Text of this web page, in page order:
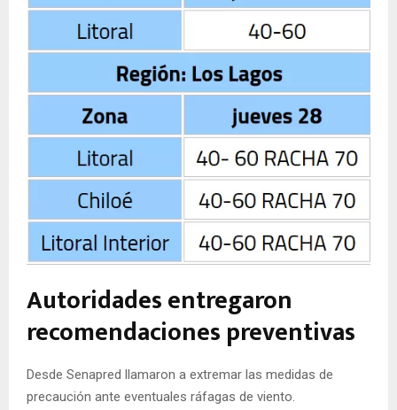
Autoridades entregaron
recomendaciones preventivas
Desde Senapred llamaron a extremar las medidas de
precaución ante eventuales ráfagas de viento.